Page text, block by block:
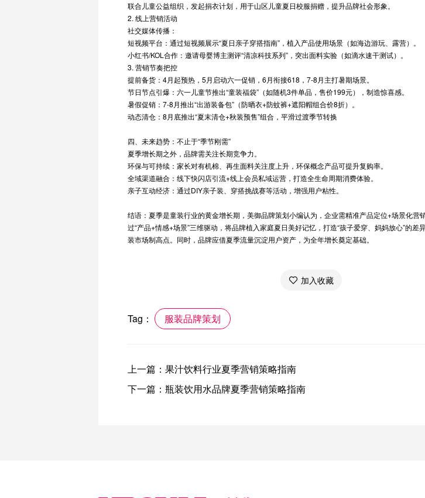
联合儿童公益组织，发起捐衣计划，用于山区儿童夏日校服捐赠，提升品牌社会形象。
2. 线上营销活动
社交媒体传播：
短视频平台：通过短视频展示“夏日亲子穿搭指南”，植入产品使用场景（如海边游玩、露营）。
小红书/KOL合作：邀请母婴博主测评“清凉科技系列”，突出面料实验（如滴水速干测试）。
3. 营销节奏把控
提前备货：4月起预热，5月启动六一促销，6月衔接618，7-8月主打暑期场景。
节日节点引爆：六一儿童节推出“童装福袋”（如随机3件单品，售价199元），制造惊喜感。
暑假促销：7-8月推出“出游装备包”（防晒衣+防蚊裤+遮阳帽组合价8折）。
动态清仓：8月底推出“夏末清仓+秋装预售”组合，平滑过渡季节转换
四、未来趋势：不止于“季节刚需”
夏季增长期之外，品牌需关注长期竞争力。
环保与可持续：家长对有机棉、再生面料关注度上升，环保概念产品可提升复购率。
全域渠道融合：线下快闪店引流+线上会员私域运营，打造全生命周期消费体验。
亲子互动经济：通过DIY亲子装、穿搭挑战赛等活动，增强用户粘性。
结语：夏季是童装行业的黄金增长期，美御品牌策划小编认为，企业需精准产品定位+场景化营
过“产品+情感+场景”三维驱动，将品牌植入家庭夏日美好记忆，打造“孩子爱穿、妈妈放心”的差
装市场制高点。同时，品牌应借夏季流量沉淀用户资产，为全年增长奠定基础。
加入收藏
Tag： 服装品牌策划
上一篇： 果汁饮料行业夏季营销策略指南
下一篇： 瓶装饮用水品牌夏季营销策略指南